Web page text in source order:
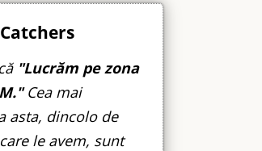
"Lucrăm pe zona
Cea mai
asta, dincolo de
le avem, sunt